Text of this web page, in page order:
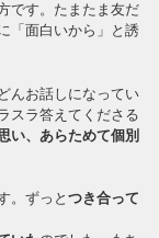
です。たまたま友だ
「面白いから」と誘
んお話しになってい
スラ答えてくださる
い、あらためて個別
。ずっとつき合って